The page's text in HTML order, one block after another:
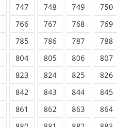
747 748 749 750
766 767 768 769
785 786 787 788
804 805 806 807
823 824 825 826
842 843 844 845
861 862 863 864